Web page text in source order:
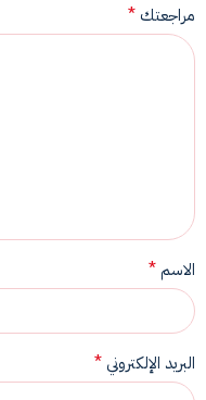
مراجعتك *
الاسم*
البريد الإلكتروني *